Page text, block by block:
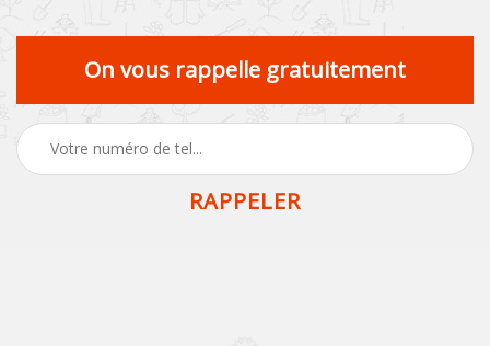
On vous rappelle gratuitement